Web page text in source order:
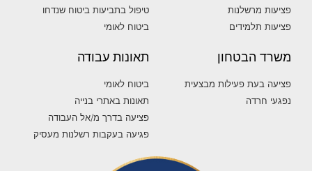
פציעות מרשלנות
פציעות תלמידים
טיפול בתביעות ביטוח שנדחו
ביטוח לאומי
משרד הבטחון
פציעה בעת פעילות מבצעית
נפגעי חרדה
תאונות עבודה
ביטוח לאומי
תאונות באתרי בנייה
פציעה בדרך מ/אל העבודה
פגיעה בעקבות רשלנות מעסיק